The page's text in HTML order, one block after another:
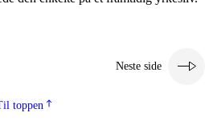
og skole
og skoleutvikling Neste side
toppen